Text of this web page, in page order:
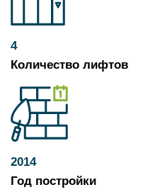
4
Количество лифтов
2014
Год постройки